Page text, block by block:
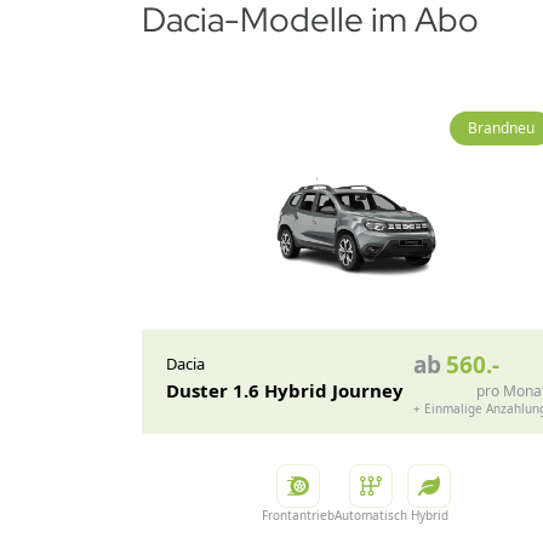
Dacia-Modelle im Abo
Brandneu
Dacia
Duster 1.6 Hybrid Journey
ab 560.-
pro
+ Einmalige
FrontantriebAutomatisch Hybrid